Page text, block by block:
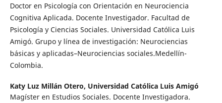
Doctor en Psicología con Orientación en Neurociencia
Cognitiva Aplicada. Docente Investigador. Facultad de
Psicología y Ciencias Sociales. Universidad Católica Luis
Amigó. Grupo y línea de investigación: Neurociencias
básicas y aplicadas–Neurociencias sociales.Medellín-
Colombia.
Katy Luz Millán Otero, Universidad Católica Luis Amigó
Magíster en Estudios Sociales. Docente Investigadora.